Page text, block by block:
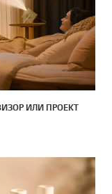
ИЛИ ПРОЕКТ